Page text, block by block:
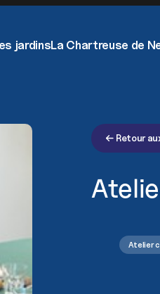
jardinsLa Chartreuse de
Retour
Atelier